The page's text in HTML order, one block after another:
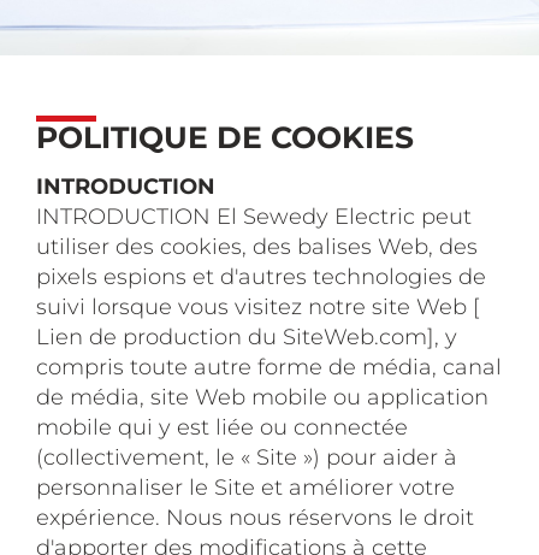
POLITIQUE DE COOKIES
INTRODUCTION
INTRODUCTION El Sewedy Electric peut
utiliser des cookies, des balises Web, des
pixels espions et d'autres technologies de
suivi lorsque vous visitez notre site Web [
Lien de production du SiteWeb.com], y
compris toute autre forme de média, canal
de média, site Web mobile ou application
mobile qui y est liée ou connectée
(collectivement, le « Site ») pour aider à
personnaliser le Site et améliorer votre
expérience. Nous nous réservons le droit
d'apporter des modifications à cette